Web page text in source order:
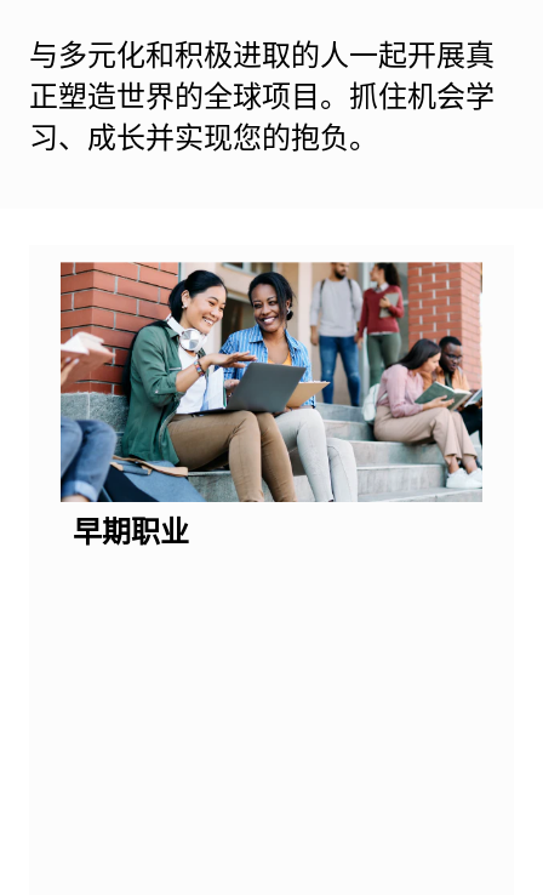
与多元化和积极进取的人一起开展真
正塑造世界的全球项目。抓住机会学
习、成长并实现您的抱负。
早期职业